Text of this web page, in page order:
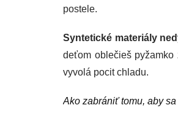
postele.
Syntetické materiály
deťom oblečieš
vyvolá pocit chladu.
Ako zabrániť tomu, aby